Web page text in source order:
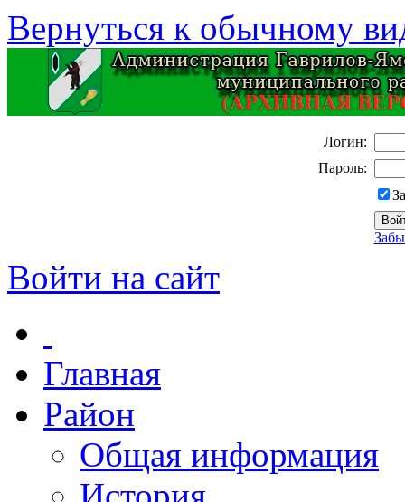
Вернуться к обычному
Логин:
Пароль:
Войти на сайт
Главная
Район
Общая информация